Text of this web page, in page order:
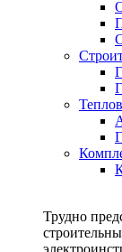
Трудно